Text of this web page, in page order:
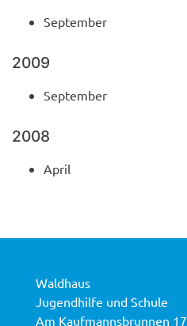
September
2009
September
2008
April
Waldhaus
Jugendhilfe und Schule
Am Kaufmannsbrunnen 17